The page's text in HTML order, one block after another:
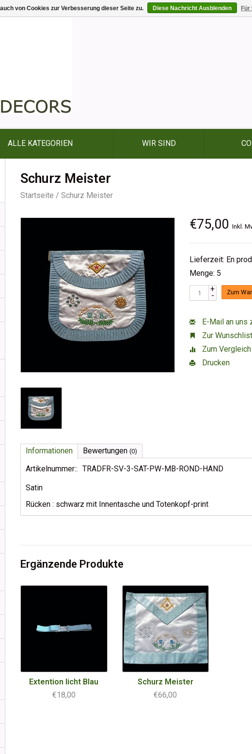
ALLE KATEGORIEN WIR SIND
Schurz Meister
Startseite / Schurz Meister
€75,00Inkl.
Lieferzeit: En
Menge: 5
+
- Zum
E-Mail an uns
Zur
Zum
Drucken
Informationen Bewertungen (0)
Artikelnummer:: TRADFR-SV-3-SAT-PW-MB-ROND-HAND
Satin
Rücken : schwarz mit Innentasche und Totenkopf-print
Ergänzende Produkte
Extention licht Blau
€18,00
Schurz Meister
€66,00
von Cookies zur Verbesserung dieser Seite zu. Diese Nachricht Ausblenden